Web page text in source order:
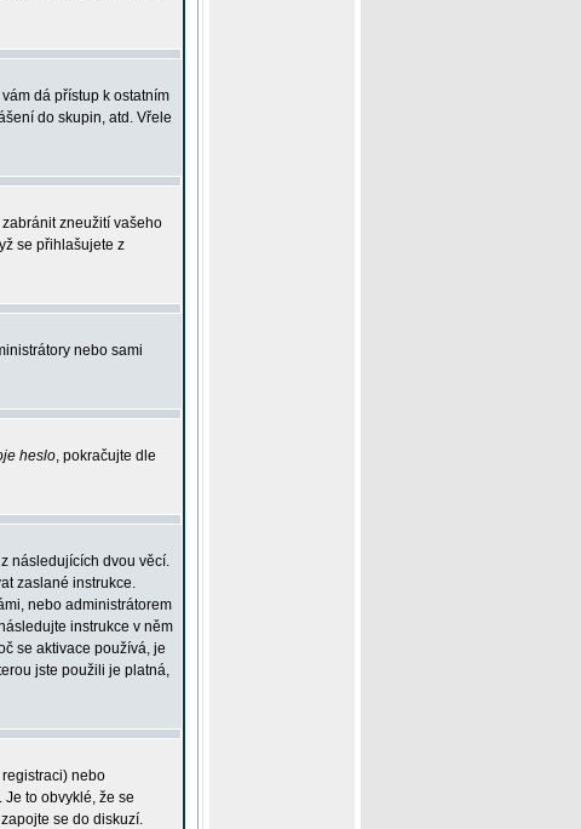
dá přístup k ostatním
do skupin, atd. Vřele
zneužití vašeho
se přihlašujete z
nebo sami
heslo, pokračujte dle
následujících dvou věcí.
zaslané instrukce.
nebo administrátorem
instrukce v něm
se aktivace používá, je
jste použili je platná,
nebo
to obvyklé, že se
se do diskuzí.